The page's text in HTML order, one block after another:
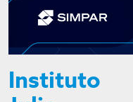
Instituto